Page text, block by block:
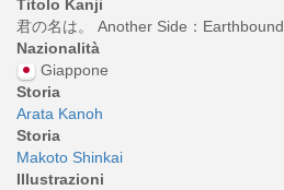
Titolo Kanji
君の名は。 Another Side：Earthbound
Nazionalità
Giappone
Storia
Arata Kanoh
Storia
Makoto Shinkai
Illustrazioni